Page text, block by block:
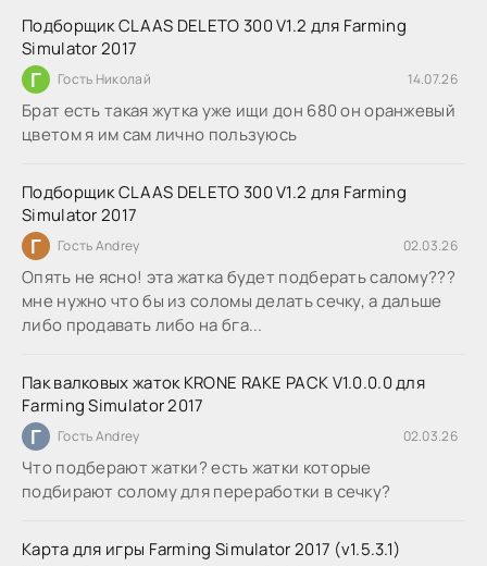
Подборщик CLAAS DELETO 300 V1.2 для Farming
Simulator 2017
Г Гость Николай 14.07.26
Брат есть такая жутка уже ищи дон 680 он оранжевый
цветом я им сам лично пользуюсь
Подборщик CLAAS DELETO 300 V1.2 для Farming
Simulator 2017
Г Гость Andrey 02.03.26
Опять не ясно! эта жатка будет подберать салому???
мне нужно что бы из соломы делать сечку, а дальше
либо продавать либо на бга...
Пак валковых жаток KRONE RAKE PACK V1.0.0.0 для
Farming Simulator 2017
Г Гость Andrey 02.03.26
Что подберают жатки? есть жатки которые
подбирают солому для переработки в сечку?
Карта для игры Farming Simulator 2017 (v1.5.3.1)